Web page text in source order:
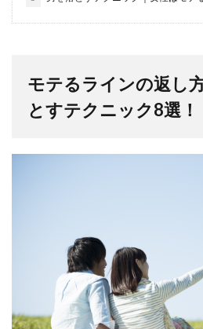
モテるラインの返し
とすテクニック8選！